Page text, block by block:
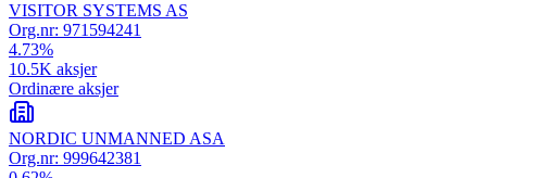
VISITOR SYSTEMS AS
Org.nr: 971594241
4.73%
10.5K aksjer
Ordinære aksjer
NORDIC UNMANNED ASA
Org.nr: 999642381